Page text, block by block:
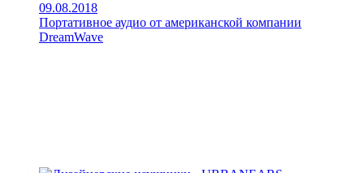
09.08.2018
Портативное аудио от американской компании
DreamWave